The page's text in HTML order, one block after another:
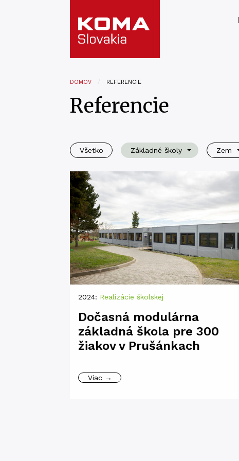
DOMOV REFERENCIE
Referencie
Všetko Základné školy Zem
2024: Realizácie školskej
Dočasná modulárna
základná škola pre 300
žiakov v Prušánkach
Viac →